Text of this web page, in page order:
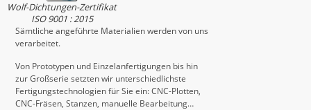
Wolf-Dichtungen-Zertifikat
ISO 9001 : 2015
Sämtliche angeführte Materialien werden von uns
verarbeitet.
Von Prototypen und Einzelanfertigungen bis hin
zur Großserie setzten wir unterschiedlichste
Fertigungstechnologien für Sie ein: CNC-Plotten,
CNC-Fräsen, Stanzen, manuelle Bearbeitung…